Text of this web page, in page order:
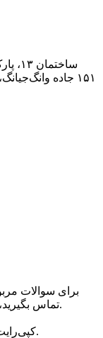
۱۵۱ جاده
برای سوالات
تماس بگیرید، ظرف 24 ساعت با شما تماس خواهیم گرفت.
© کپی‌رایت - ۲۰۱۰-۲۰۱۹: تمامی حقوق محفوظ است.